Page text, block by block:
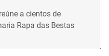
a cientos de
Rapa das Bestas